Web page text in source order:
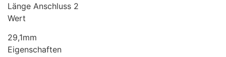
Länge Anschluss 2
Wert
29,1mm
Eigenschaften